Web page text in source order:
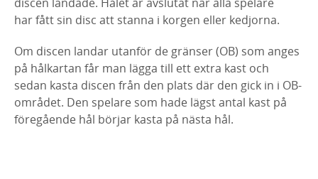
har fått sin disc att stanna i korgen eller kedjorna.
Om discen landar utanför de gränser (OB) som anges
på hålkartan får man lägga till ett extra kast och
sedan kasta discen från den plats där den gick in i OB-
området. Den spelare som hade lägst antal kast på
föregående hål börjar kasta på nästa hål.